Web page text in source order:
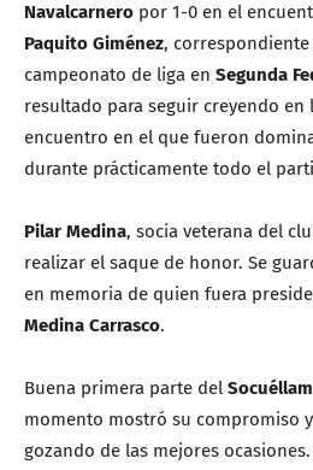
Navalcarnero por 1-0 en el
Paquito Giménez,
campeonato de liga en Segunda
resultado para seguir creyendo en
encuentro en el que fueron
durante prácticamente todo el
Pilar Medina, socia veterana del
realizar el saque de honor. Se
en memoria de quien fuera
Medina Carrasco.
Buena primera parte del
momento mostró su compromiso
gozando de las mejores ocasiones.